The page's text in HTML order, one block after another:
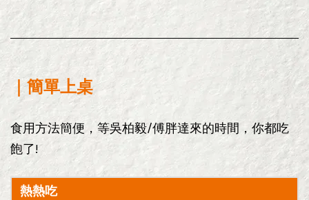
｜簡單上桌
食用方法簡便，等吳柏毅/傅胖達來的時間，你都吃
飽了!
熱熱吃